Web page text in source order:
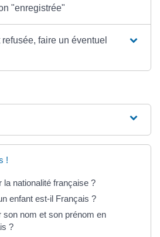
"enregistrée"
faire un éventuel
!
la nationalité française ?
enfant est-il Français ?
son nom et son prénom en
?